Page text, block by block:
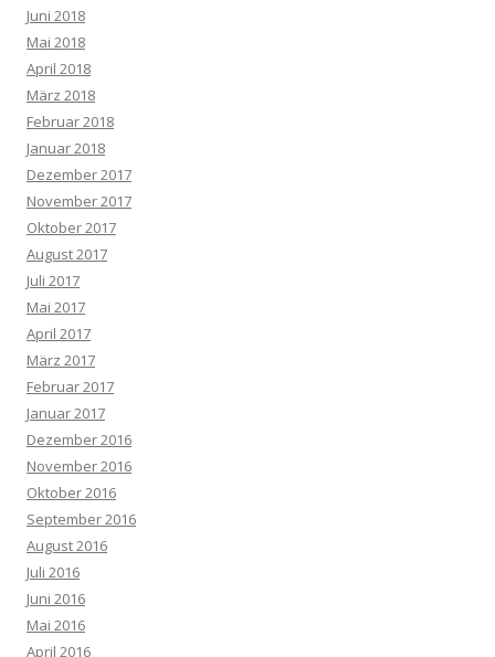
Juni 2018
Mai 2018
April 2018
März 2018
Februar 2018
Januar 2018
Dezember 2017
November 2017
Oktober 2017
August 2017
Juli 2017
Mai 2017
April 2017
März 2017
Februar 2017
Januar 2017
Dezember 2016
November 2016
Oktober 2016
September 2016
August 2016
Juli 2016
Juni 2016
Mai 2016
April 2016